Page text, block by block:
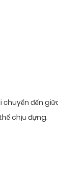
đến
chịu đựng.